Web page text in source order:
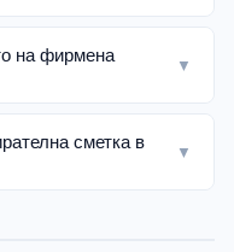
на фирмена
▼
сметка в
▼